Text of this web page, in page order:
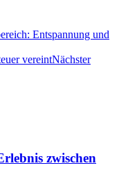
Entspannung und
vereintNächster
zwischen